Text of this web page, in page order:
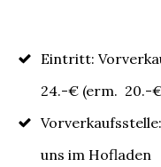
Eintritt:
24.-€ (erm. 20.-
uns im Hofladen